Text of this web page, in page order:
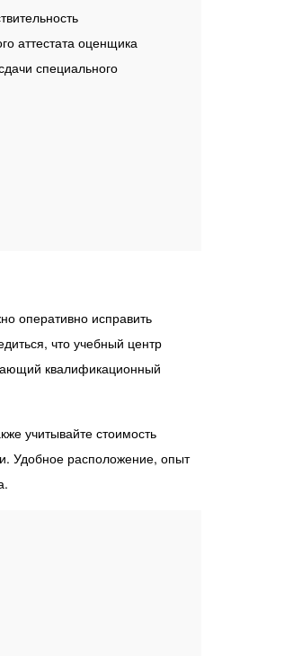
аттестата оценщика
специального
оперативно исправить
что учебный центр
квалификационный
учитывайте стоимость
Удобное расположение, опыт